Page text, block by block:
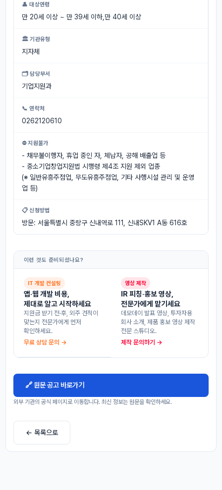
👤 대상연령
만 20세 이상 ~ 만 39세 이하,만 40세 이상
🏛 기관유형
지자체
🗂 담당부서
기업지원과
📞 연락처
0262120610
⛔ 지원불가
- 채무불이행자, 휴업 중인 자, 체납자, 공해 배출업 등
- 중소기업창업지원법 시행령 제4조 지원 제외 업종
(※ 일반유흥주점업, 무도유흥주점업, 기타 사행시설 관리 및 운영
업 등)
📋 신청방법
방문: 서울특별시 중랑구 신내역로 111, 신내SKV1 A동 616호
이런 것도 준비되셨나요?
IT 개발 컨설팅
앱·웹 개발 비용,
제대로 알고 시작하세요
지원금 받기 전·후, 외주 견적이
맞는지 전문가에게 먼저
확인하세요.
무료 상담 문의 →
영상 제작
IR 피칭·홍보 영상,
전문가에게 맡기세요
데모데이 발표 영상, 투자자용
회사 소개, 제품 홍보 영상 제작
전문 스튜디오.
제작 문의하기 →
🔗 원문 공고 바로가기
외부 기관의 공식 페이지로 이동합니다. 최신 정보는 원문을 확인하세요.
← 목록으로